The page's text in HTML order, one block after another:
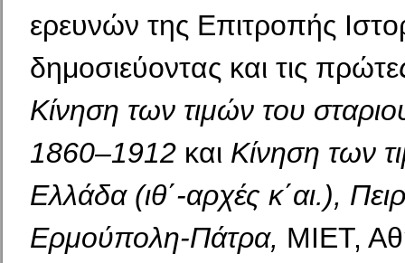
ερευνών της Επιτροπής
δημοσιεύοντας και τις
Κίνηση των τιμών του
1860–1912 και Κίνηση των
Ελλάδα (ιθ΄-αρχές κ΄αι.),
Ερμούπολη-Πάτρα, ΜΙΕΤ,